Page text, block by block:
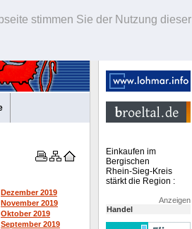
stimmen Sie der Nutzung dieser
Dezember 2019
November 2019
Oktober 2019
September 2019
Einkaufen im
Bergischen
Rhein-Sieg-Kreis
stärkt die Region :
Anzeigen
Handel